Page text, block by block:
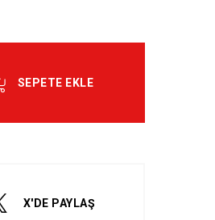
SEPETE EKLE
X'DE PAYLAŞ